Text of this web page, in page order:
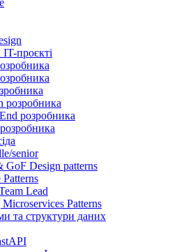
проєкті
розробника
розробника
senior
GoF Design patterns
Lead
Patterns
та структури даних